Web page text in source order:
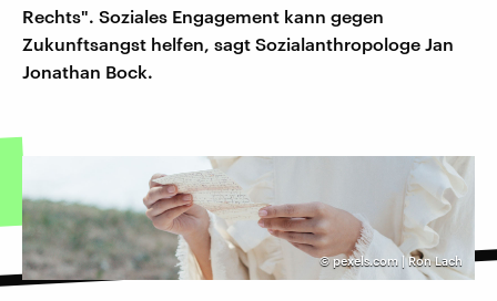
Rechts". Soziales Engagement kann gegen
Zukunftsangst helfen, sagt Sozialanthropologe Jan
Jonathan Bock.
©pexels.com | Ron Lach